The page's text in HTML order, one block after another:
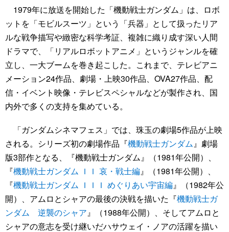
1979年に放送を開始した「機動戦士ガンダム」は、ロボ
ットを「モビルスーツ」という「兵器」として扱ったリア
ルな戦争描写や緻密な科学考証、複雑に織り成す深い人間
ドラマで、「リアルロボットアニメ」というジャンルを確
立し、一大ブームを巻き起こした。これまで、テレビアニ
メーション24作品、劇場・上映30作品、OVA27作品、配
信・イベント映像・テレビスペシャルなどが製作され、国
内外で多くの支持を集めている。
「ガンダムシネマフェス」では、珠玉の劇場5作品が上映
される。シリーズ初の劇場作品『機動戦士ガンダム』劇場
版3部作となる、『機動戦士ガンダム』（1981年公開）、
『機動戦士ガンダム ＩＩ 哀・戦士編』（1981年公開）、
『機動戦士ガンダム ＩＩＩ めぐりあい宇宙編』（1982年公
開）、アムロとシャアの最後の決戦を描いた『機動戦士ガ
ンダム 逆襲のシャア』（1988年公開）、そしてアムロと
シャアの意志を受け継いだハサウェイ・ノアの活躍を描い